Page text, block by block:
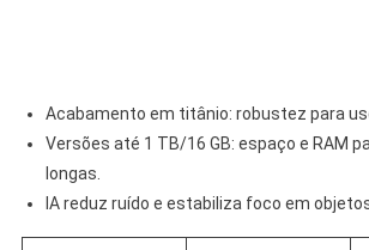
Acabamento em titânio: robustez para
Versões até 1 TB/16 GB: espaço e RAM
longas.
IA reduz ruído e estabiliza foco em